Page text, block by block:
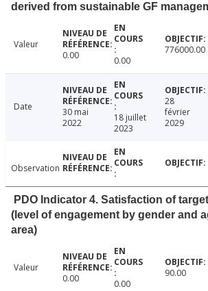
derived from sustainable GF
Valeur
0.00
0.00
776000.00
Date
30 mai
2022
18 juillet
2023
28
février
2029
Observation
PDO Indicator 4. Satisfaction of
(level of engagement by gender and
area)
Valeur
0.00
0.00
90.00